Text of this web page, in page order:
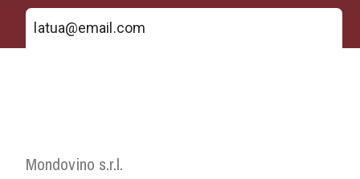
Mondovino s.r.l.